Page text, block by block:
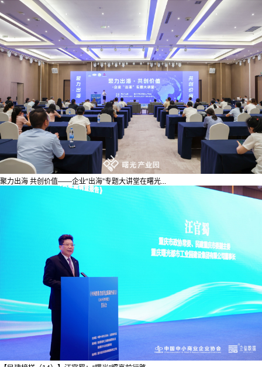
聚力出海 共创价值——企业“出海”专题大讲堂在曙光...